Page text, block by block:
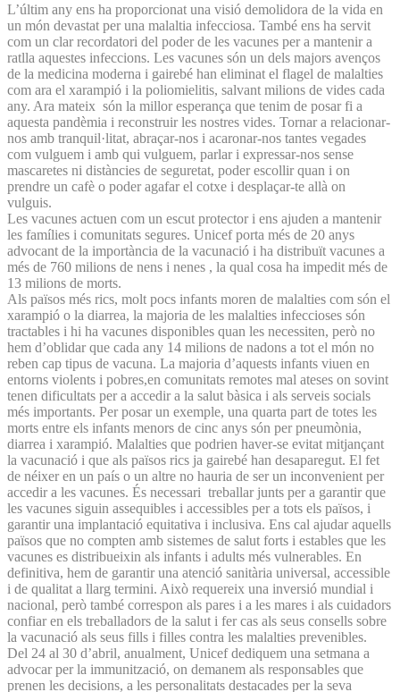
L’últim any ens ha proporcionat una visió demolidora de la vida en
un món devastat per una malaltia infecciosa. També ens ha servit
com un clar recordatori del poder de les vacunes per a mantenir a
ratlla aquestes infeccions. Les vacunes són un dels majors avenços
de la medicina moderna i gairebé han eliminat el flagel de malalties
com ara el xarampió i la poliomielitis, salvant milions de vides cada
any. Ara mateix són la millor esperança que tenim de posar fi a
aquesta pandèmia i reconstruir les nostres vides. Tornar a relacionar-
nos amb tranquil·litat, abraçar-nos i acaronar-nos tantes vegades
com vulguem i amb qui vulguem, parlar i expressar-nos sense
mascaretes ni distàncies de seguretat, poder escollir quan i on
prendre un cafè o poder agafar el cotxe i desplaçar-te allà on
vulguis.
Les vacunes actuen com un escut protector i ens ajuden a mantenir
les famílies i comunitats segures. Unicef porta més de 20 anys
advocant de la importància de la vacunació i ha distribuït vacunes a
més de 760 milions de nens i nenes , la qual cosa ha impedit més de
13 milions de morts.
Als països més rics, molt pocs infants moren de malalties com són el
xarampió o la diarrea, la majoria de les malalties infeccioses són
tractables i hi ha vacunes disponibles quan les necessiten, però no
hem d’oblidar que cada any 14 milions de nadons a tot el món no
reben cap tipus de vacuna. La majoria d’aquests infants viuen en
entorns violents i pobres,en comunitats remotes mal ateses on sovint
tenen dificultats per a accedir a la salut bàsica i als serveis socials
més importants. Per posar un exemple, una quarta part de totes les
morts entre els infants menors de cinc anys són per pneumònia,
diarrea i xarampió. Malalties que podrien haver-se evitat mitjançant
la vacunació i que als països rics ja gairebé han desaparegut. El fet
de néixer en un país o un altre no hauria de ser un inconvenient per
accedir a les vacunes. És necessari treballar junts per a garantir que
les vacunes siguin assequibles i accessibles per a tots els països, i
garantir una implantació equitativa i inclusiva. Ens cal ajudar aquells
països que no compten amb sistemes de salut forts i estables que les
vacunes es distribueixin als infants i adults més vulnerables. En
definitiva, hem de garantir una atenció sanitària universal, accessible
i de qualitat a llarg termini. Això requereix una inversió mundial i
nacional, però també correspon als pares i a les mares i als cuidadors
confiar en els treballadors de la salut i fer cas als seus consells sobre
la vacunació als seus fills i filles contra les malalties prevenibles.
Del 24 al 30 d’abril, anualment, Unicef dediquem una setmana a
advocar per la immunització, on demanem als responsables que
prenen les decisions, a les personalitats destacades per la seva